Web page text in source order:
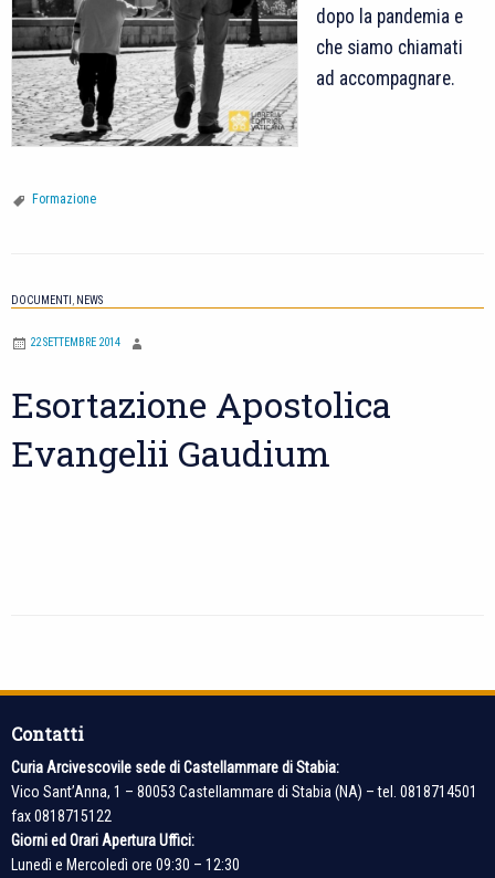
dopo la pandemia e
che siamo chiamati
ad accompagnare.
Formazione
DOCUMENTI, NEWS
22 SETTEMBRE 2014
Esortazione Apostolica
Evangelii Gaudium
o
s
t
N
a
v
i
Contatti
Curia Arcivescovile sede di Castellammare di Stabia:
Vico Sant’Anna, 1 – 80053 Castellammare di Stabia (NA) – tel. 0818714501
fax 0818715122
Giorni ed Orari Apertura Uffici:
Lunedì e Mercoledì ore 09:30 – 12:30